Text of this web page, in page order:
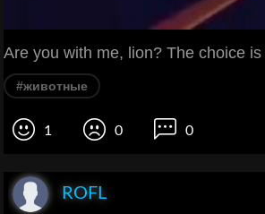
Are you with me, lion? The choice
#животные
1 0 0
ROFL